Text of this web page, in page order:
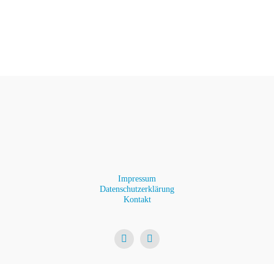
Impressum
Datenschutzerklärung
Kontakt